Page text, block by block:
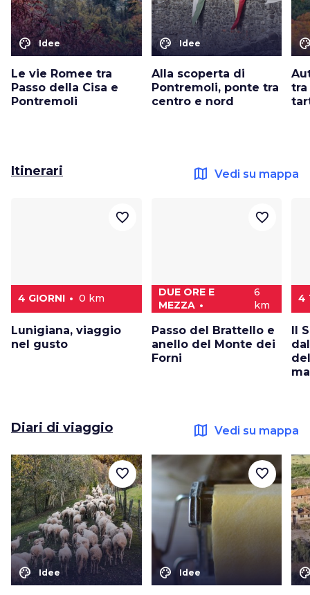
color_lens Idee
Le vie Romee tra
Passo della Cisa e
Pontremoli
color_lens Idee
Alla scoperta di
Pontremoli, ponte tra
centro e nord
Itinerari map Vedi su mappa
4 GIORNI 0 km
Lunigiana, viaggio
nel gusto
favorite_border
DUE ORE E
MEZZA
6
km
Passo del Brattello e
anello del Monte dei
Forni
favorite_border
4
Il
Diari di viaggio map Vedi su mappa
color_lens Idee
favorite_border
color_lens Idee
favorite_border